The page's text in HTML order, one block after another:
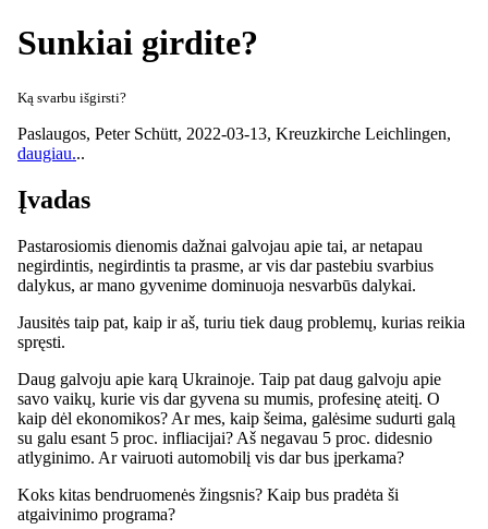
Sunkiai girdite?
Ką svarbu išgirsti?
Paslaugos, Peter Schütt, 2022-03-13, Kreuzkirche Leichlingen,
daugiau...
Įvadas
Pastarosiomis dienomis dažnai galvojau apie tai, ar netapau
negirdintis, negirdintis ta prasme, ar vis dar pastebiu svarbius
dalykus, ar mano gyvenime dominuoja nesvarbūs dalykai.
Jausitės taip pat, kaip ir aš, turiu tiek daug problemų, kurias reikia
spręsti.
Daug galvoju apie karą Ukrainoje. Taip pat daug galvoju apie
savo vaikų, kurie vis dar gyvena su mumis, profesinę ateitį. O
kaip dėl ekonomikos? Ar mes, kaip šeima, galėsime sudurti galą
su galu esant 5 proc. infliacijai? Aš negavau 5 proc. didesnio
atlyginimo. Ar vairuoti automobilį vis dar bus įperkama?
Koks kitas bendruomenės žingsnis? Kaip bus pradėta ši
atgaivinimo programa?